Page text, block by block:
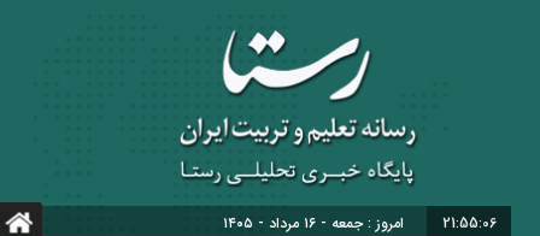
21:55:07 امروز : جمعه - ۱۶ مرداد - ۱۴۰۵